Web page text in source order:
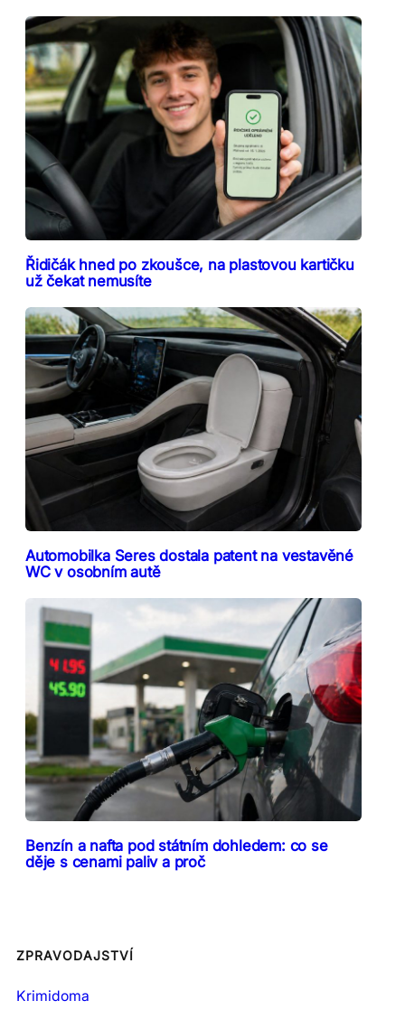
Řidičák hned po zkoušce, na plastovou kartičku
už čekat nemusíte
Automobilka Seres dostala patent na vestavěné
WC v osobním autě
Benzín a nafta pod státním dohledem: co se
děje s cenami paliv a proč
ZPRAVODAJSTVÍ
Krimidoma